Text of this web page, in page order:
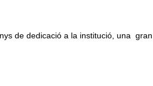
de dedicació a la institució, una